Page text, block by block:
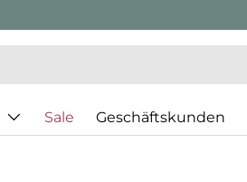
Sale Geschäftskunden